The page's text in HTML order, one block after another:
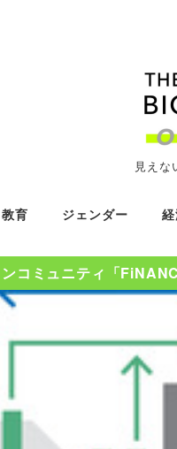
見えな
教育 ジェンダー
ンコミュニティ「